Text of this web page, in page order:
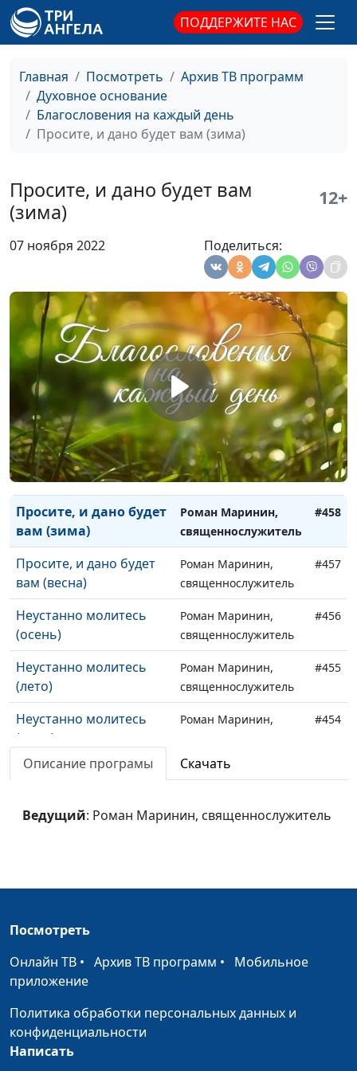
ПОДДЕРЖИТЕ НАС
Главная Посмотреть
Архив ТВ программ
Духовное основание
Благословения на каждый день
Просите, и дано будет вам (зима)
Просите, и дано будет вам
(зима)
12+
07 ноября 2022 Поделиться:
(осень)
священнослужитель
Всегда радуйтесь (лето)
Александр Синицын,
#467
Всегда радуйтесь (зима)
священнослужитель
Любовь к Богу: какая
она? (осень)
Александр Синицын,
#464
Любовь к Богу: какая
Александр Синицын,
священнослужитель
#463
Любовь к Богу: какая
она? (зима)
Александр Синицын,
священнослужитель
#462
Любовь к Богу: какая
она? (весна)
Александр Синицын,
священнослужитель
#461
Просите, и дано будет
вам (осень)
Роман Маринин,
священнослужитель
#460
Просите, и дано будет
вам (лето)
Роман Маринин,
священнослужитель
#459
Просите, и дано будет
вам (зима)
Роман Маринин,
священнослужитель
#458
Просите, и дано будет
вам (весна)
Роман Маринин,
священнослужитель
#457
Неустанно молитесь
(осень)
Роман Маринин,
священнослужитель
#456
Неустанно молитесь
(лето)
Роман Маринин,
священнослужитель
#455
Неустанно молитесь
(зима)
Роман Маринин,
#454
Неустанно молитесь
Роман Маринин,
Обращение Закхея
Роман Маринин,
#452
(лето)
священнослужитель
Обращение Закхея
Обращение Закхея
Раб богатства (осень)
Описание програмы Скачать
Ведущий: Роман Маринин, священнослужитель
Посмотреть
Онлайн ТВ • Архив ТВ программ • Мобильное
приложение
Политика обработки персональных данных и
конфиденциальности
Написать